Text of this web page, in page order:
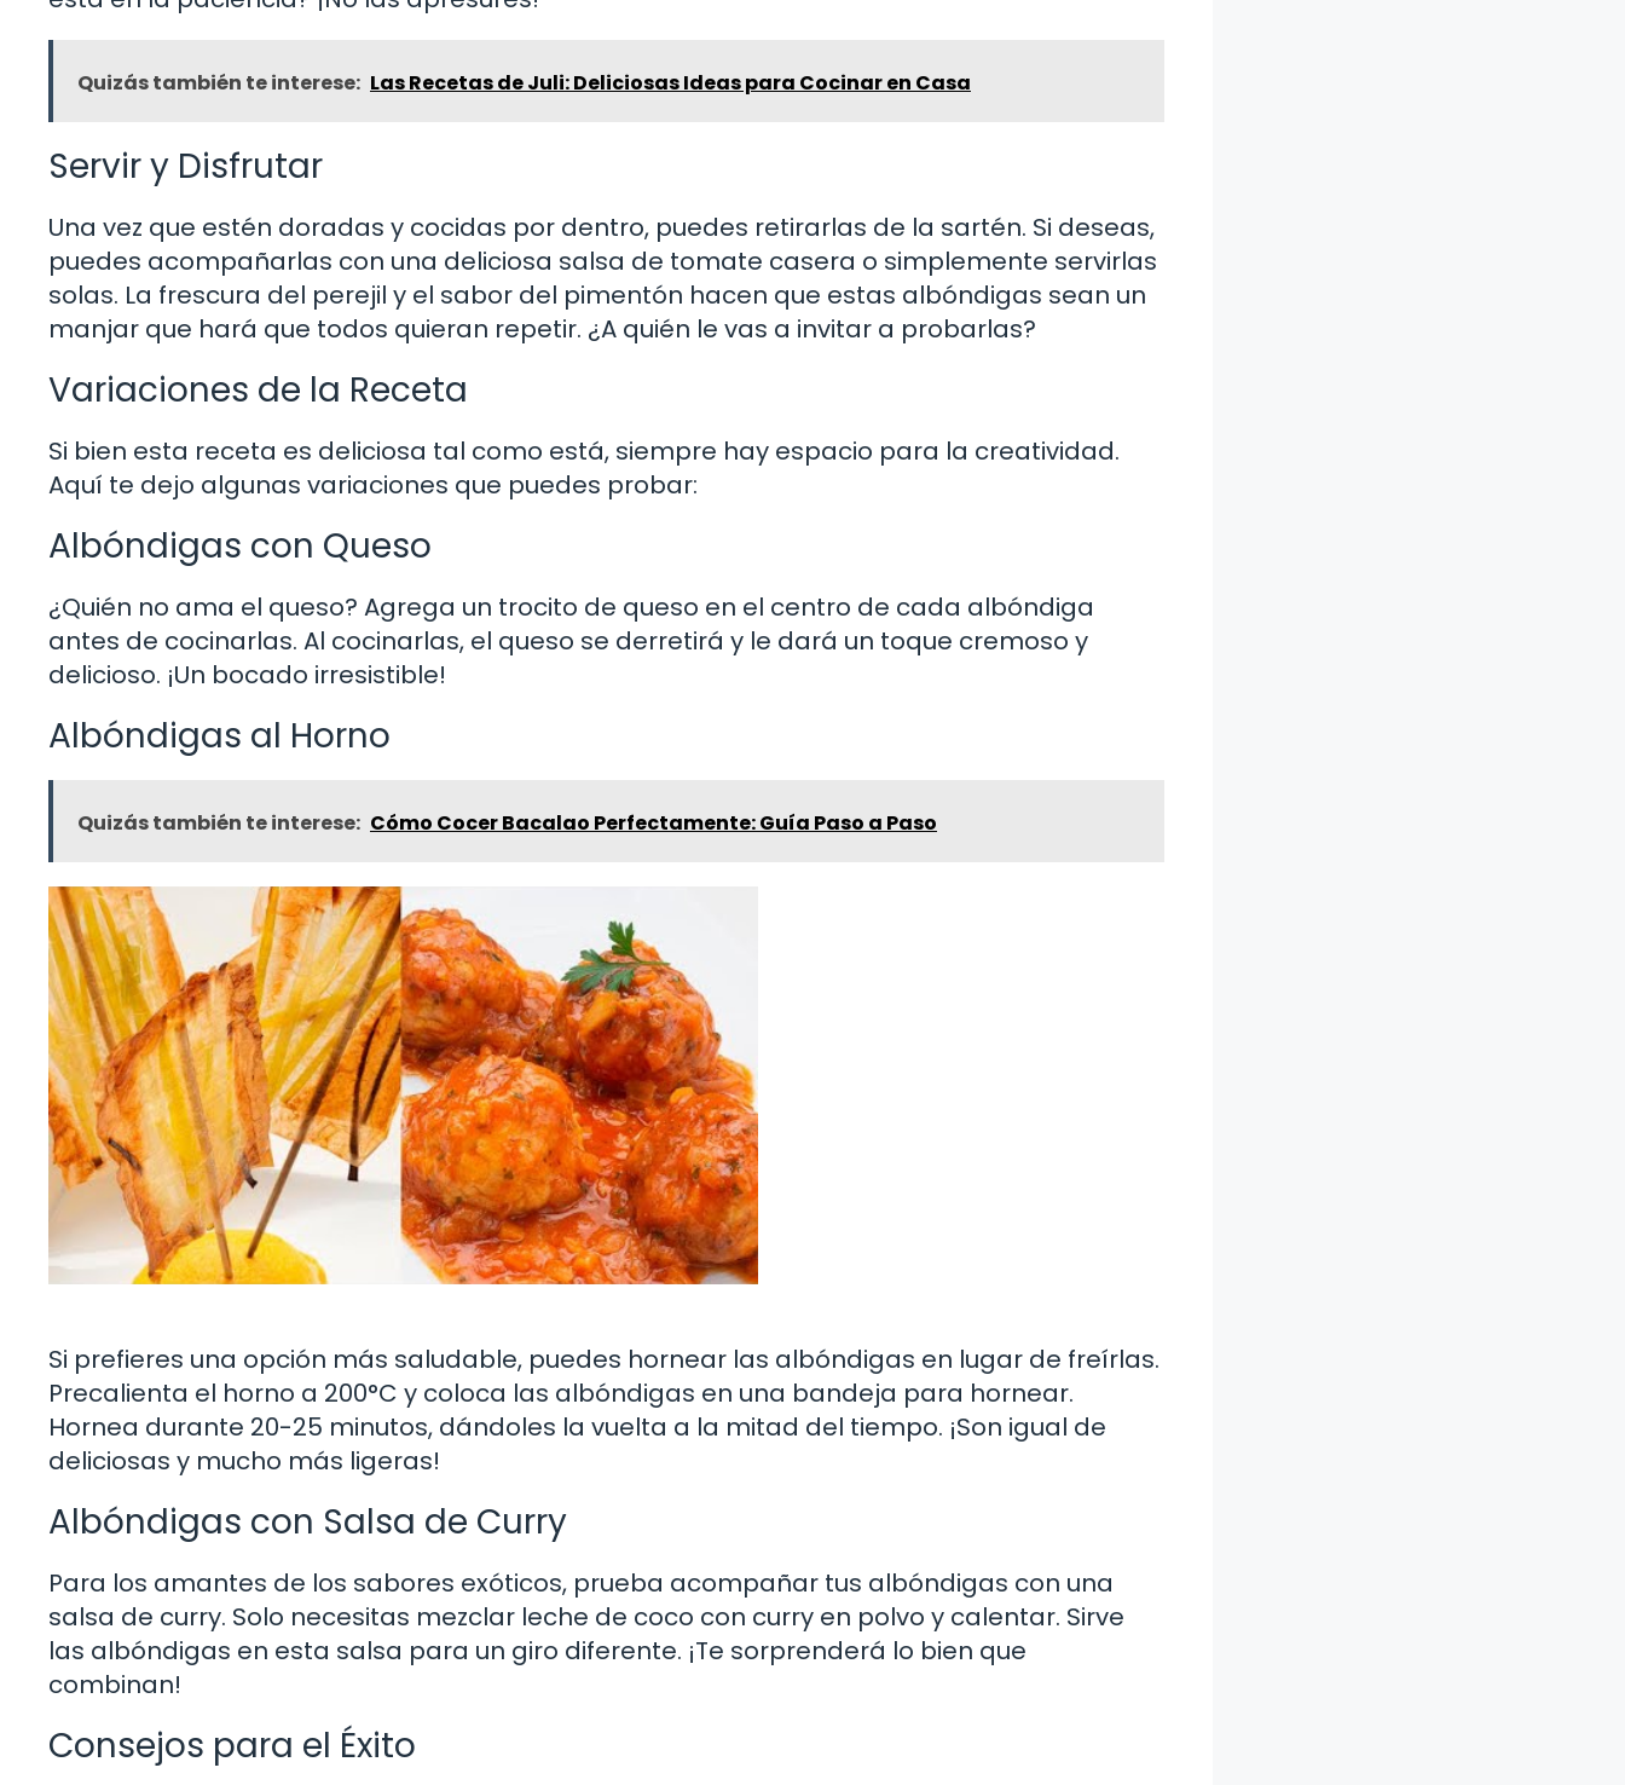
Quizás también te interese: Las Recetas de Juli: Deliciosas Ideas para Cocinar en Casa
Servir y Disfrutar
Una vez que estén doradas y cocidas por dentro, puedes retirarlas de la sartén. Si deseas,
puedes acompañarlas con una deliciosa salsa de tomate casera o simplemente servirlas
solas. La frescura del perejil y el sabor del pimentón hacen que estas albóndigas sean un
manjar que hará que todos quieran repetir. ¿A quién le vas a invitar a probarlas?
Variaciones de la Receta
Si bien esta receta es deliciosa tal como está, siempre hay espacio para la creatividad.
Aquí te dejo algunas variaciones que puedes probar:
Albóndigas con Queso
¿Quién no ama el queso? Agrega un trocito de queso en el centro de cada albóndiga
antes de cocinarlas. Al cocinarlas, el queso se derretirá y le dará un toque cremoso y
delicioso. ¡Un bocado irresistible!
Albóndigas al Horno
Quizás también te interese: Cómo Cocer Bacalao Perfectamente: Guía Paso a Paso
Si prefieres una opción más saludable, puedes hornear las albóndigas en lugar de freírlas.
Precalienta el horno a 200°C y coloca las albóndigas en una bandeja para hornear.
Hornea durante 20-25 minutos, dándoles la vuelta a la mitad del tiempo. ¡Son igual de
deliciosas y mucho más ligeras!
Albóndigas con Salsa de Curry
Para los amantes de los sabores exóticos, prueba acompañar tus albóndigas con una
salsa de curry. Solo necesitas mezclar leche de coco con curry en polvo y calentar. Sirve
las albóndigas en esta salsa para un giro diferente. ¡Te sorprenderá lo bien que
combinan!
Consejos para el Éxito